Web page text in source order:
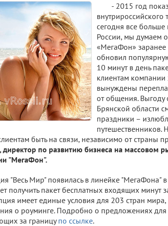
- 2015 год
внутрироссийского
сегодня все
России, мы думаем о
«МегаФон» заранее
обновил
10 минут в день
клиентам компании
вынуждены
от общения.
Брянской области
праздники –
путешественников.
быть на связи, независимо от страны
директор по развитию бизнеса на массовом
"МегаФон".
"Весь Мир" появилась в линейке "МегаФона"
получить пакет бесплатных входящих
имеет единые условия для 203 стран
о роуминге. Подробно о предложениях
за границупо ссылке.